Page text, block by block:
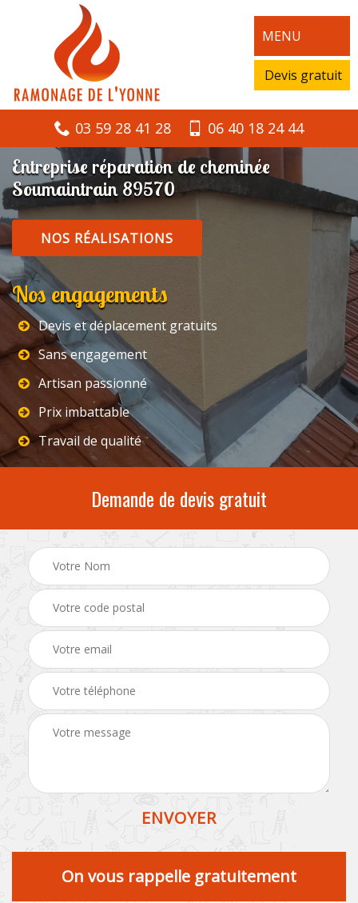
MENU
Devis gratuit
03 59 28 41 28 06 40 18 24 44
Entreprise réparation de cheminée
Soumaintrain 89570
NOS RÉALISATIONS
Nos engagements
Devis et déplacement gratuits
Sans engagement
Artisan passionné
Prix imbattable
Travail de qualité
Demande de devis gratuit
On vous rappelle gratuitement